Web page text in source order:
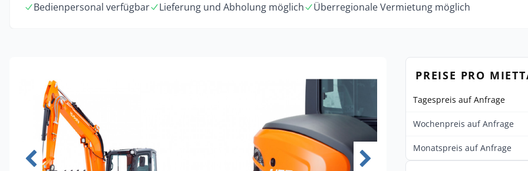
Bedienpersonal verfügbar Lieferung und Abholung möglich Überregionale Vermietung möglich
PREISE PRO
Tagespreis auf Anfrage
Wochenpreis auf Anfrage
Monatspreis auf Anfrage